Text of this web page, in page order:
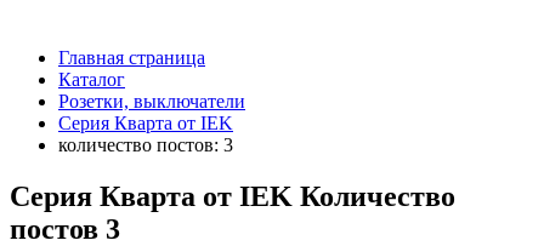
Главная страница
Каталог
Розетки, выключатели
Серия Кварта от IEK
количество постов: 3
Серия Кварта от IEK Количество
постов 3